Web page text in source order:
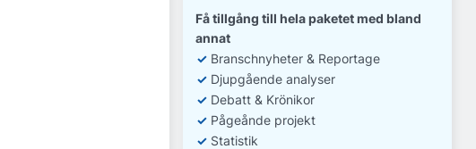
Få tillgång till hela paketet med bland
annat
✓ Branschnyheter & Reportage
✓ Djupgående analyser
✓ Debatt & Krönikor
✓ Pågeånde projekt
✓ Statistik